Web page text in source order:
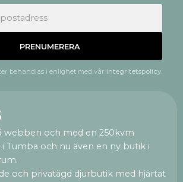
PRENUMERERA
behandlas i enlighet med vår integritetspolicy
webben och med en 250kvm
Tumba och nu även en ny butik i
och privatägd djurbutik med hjärtat